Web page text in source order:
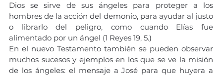
Dios se sirve de sus ángeles para proteger a los
hombres de la acción del demonio, para ayudar al justo
o librarlo del peligro, como cuando Elías fue
alimentado por un ángel (1 Reyes 19, 5.)
En el nuevo Testamento también se pueden observar
muchos sucesos y ejemplos en los que se ve la misión
de los ángeles: el mensaje a José para que huyera a